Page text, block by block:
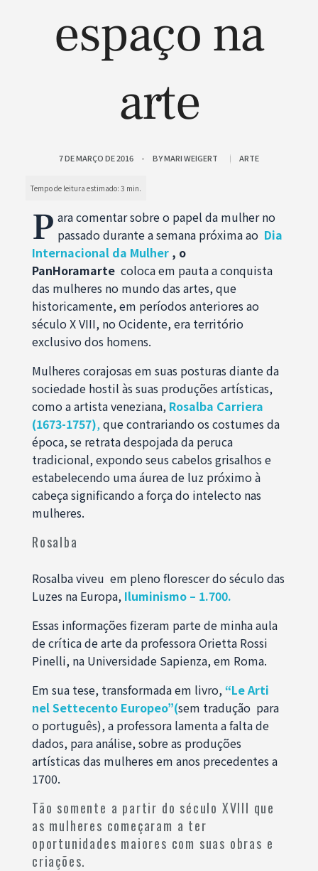
espaço na
arte
7 DE MARÇO DE 2016 BYMARI WEIGERT ARTE
P ara comentar sobre o papel da mulher no
passado durante a semana próxima ao Dia
Internacional da Mulher , o
PanHoramarte coloca em pauta a conquista
das mulheres no mundo das artes, que
historicamente, em períodos anteriores ao
século X VIII, no Ocidente, era território
exclusivo dos homens.
Mulheres corajosas em suas posturas diante da
sociedade hostil às suas produções artísticas,
como a artista veneziana, Rosalba Carriera
(1673-1757),que contrariando os costumes da
época, se retrata despojada da peruca
tradicional, expondo seus cabelos grisalhos e
estabelecendo uma áurea de luz próximo à
cabeça significando a força do intelecto nas
mulheres.
Rosalba
Rosalba viveu em pleno florescer do século das
Luzes na Europa, Iluminismo – 1.700.
Essas informações fizeram parte de minha aula
de crítica de arte da professora Orietta Rossi
Pinelli, na Universidade Sapienza, em Roma.
Em sua tese, transformada em livro, “Le Arti
nel Settecento Europeo”(sem tradução para
o português), a professora lamenta a falta de
dados, para análise, sobre as produções
artísticas das mulheres em anos precedentes a
1700.
Tão somente a partir do século XVIII que
as mulheres começaram a ter
oportunidades maiores com suas obras e
criações.